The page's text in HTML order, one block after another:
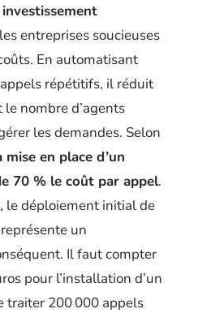
entreprises soucieuses
En automatisant
répétitifs, il réduit
nombre d’agents
les demandes. Selon
mise en place d’un
70 % le coût par appel.
le déploiement initial de
un
Il faut compter
pour l’installation d’un
traiter 200 000 appels